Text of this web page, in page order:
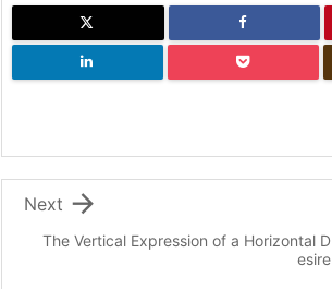
The Vertical Expression of a Horizontal D
esire

Next